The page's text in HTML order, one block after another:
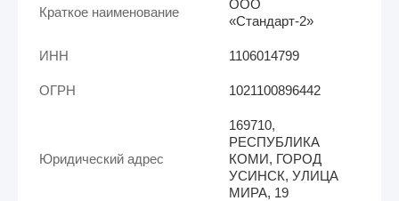
Краткое наименование
ООО
«Стандарт-2»
ИНН 1106014799
ОГРН 1021100896442
Юридический адрес
169710,
РЕСПУБЛИКА
КОМИ, ГОРОД
УСИНСК, УЛИЦА
МИРА, 19